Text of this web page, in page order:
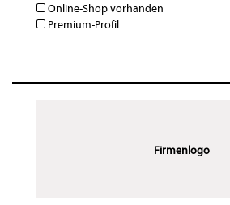
Online-Shop vorhanden
Premium-Profil
Firmenlogo